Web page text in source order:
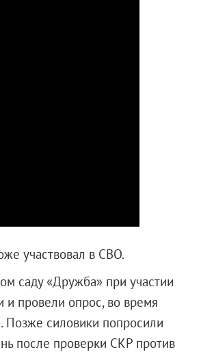
участвовал в СВО.
саду «Дружба» при участии
провели опрос, во время
Позже силовики попросили
после проверки СКР против